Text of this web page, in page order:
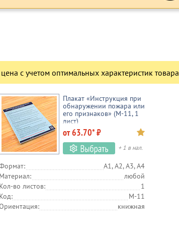
с учетом оптимальных характеристик товара
Плакат «Инструкция при
обнаружении пожара или
его признаков» (М-11, 1
лист)
от 63.70* ₽
+ 1 в нал.
А1, А2, А3, А4
Материал:
любой
Кол-во листов:
1
Код:
М-11
книжная